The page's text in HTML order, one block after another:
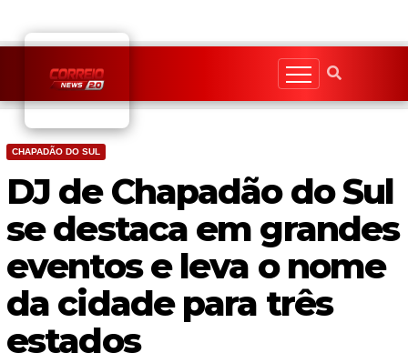
content
CHAPADÃO DO SUL
DJ de Chapadão do Sul
se destaca em grandes
eventos e leva o nome
da cidade para três
estados